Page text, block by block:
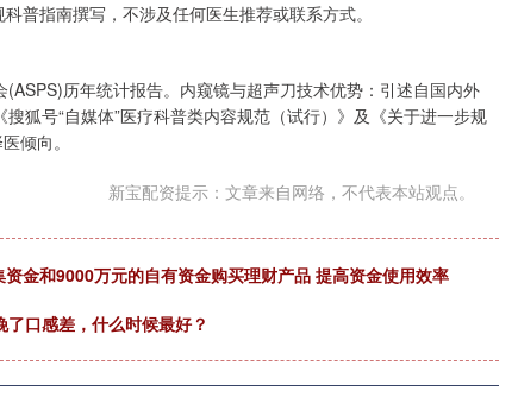
普指南撰写，不涉及任何医生推荐或联系方式。
历年统计报告。内窥镜与超声刀技术优势：引述自国内外
狐号“自媒体”医疗科普类内容规范（试行）》及《关于进一步规
倾向。
新宝配资提示：文章来自网络，不代表本站观点。
金和9000万元的自有资金购买理财产品 提高资金使用效率
口感差，什么时候最好？